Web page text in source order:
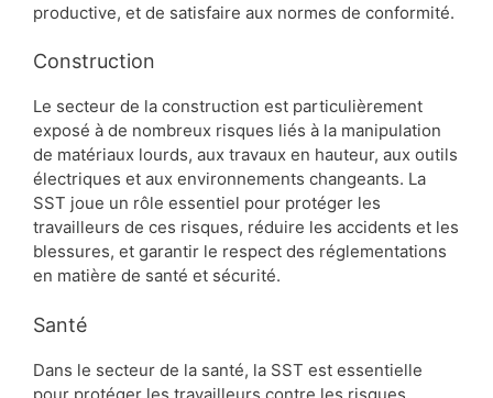
productive, et de satisfaire aux normes de conformité.
Construction
Le secteur de la construction est particulièrement
exposé à de nombreux risques liés à la manipulation
de matériaux lourds, aux travaux en hauteur, aux outils
électriques et aux environnements changeants. La
SST joue un rôle essentiel pour protéger les
travailleurs de ces risques, réduire les accidents et les
blessures, et garantir le respect des réglementations
en matière de santé et sécurité.
Santé
Dans le secteur de la santé, la SST est essentielle